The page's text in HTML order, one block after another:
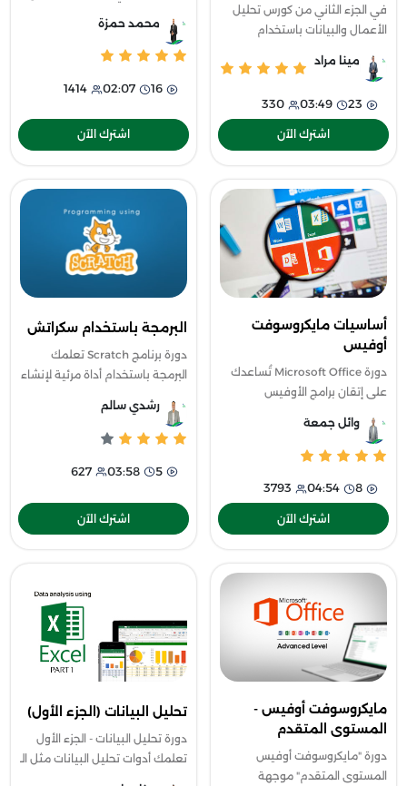
في الجزء الثاني من كورس تحليل
الأعمال والبيانات باستخدام
بالبيانات إلى أعمق نقطة والتعرف
مينا مراد
23
03:49
330
اشترك الآن
المعلومات، كما تتناول الفضاء
السيبراني والجرائم الإلكترونية
محمد حمزة
16
02:07
1414
اشترك الآن
أساسيات مايكروسوفت
أوفيس
دورة Microsoft Office تُساعدك
على إتقان برامج الأوفيس
شرح عملي لأهم المهام الإدارية
وائل جمعة
8
04:54
3793
اشترك الآن
البرمجة باستخدام سكراتش
دورة برنامج Scratch تعلمك
البرمجة باستخدام أداة مرئية لإنشاء
متحركة. تُعتبر هذه الدورة مثالية
للأطفال والكبار، حيث تتيح تعلم
رشدي سالم
5
03:58
627
اشترك الآن
مايكروسوفت أوفيس -
المستوى المتقدم
دورة "مايكروسوفت أوفيس
المستوى المتقدم" موجهة
تحليل البيانات (الجزء الأول)
دورة تحليل البيانات - الجزء الأول
تعلمك أدوات تحليل البيانات مثل الـ